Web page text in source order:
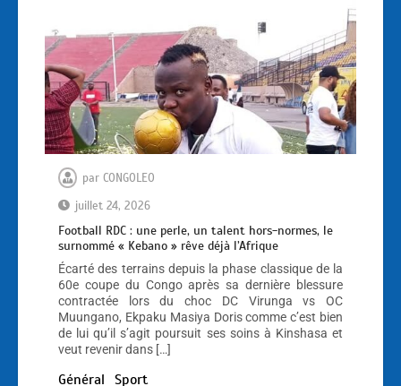
par CONGOLEO
juillet 24, 2026
Football RDC : une perle, un talent hors-normes, le
surnommé « Kebano » rêve déjà l’Afrique
Écarté des terrains depuis la phase classique de la
60e coupe du Congo après sa dernière blessure
contractée lors du choc DC Virunga vs OC
Muungano, Ekpaku Masiya Doris comme c’est bien
de lui qu’il s’agit poursuit ses soins à Kinshasa et
veut revenir dans […]
Général Sport